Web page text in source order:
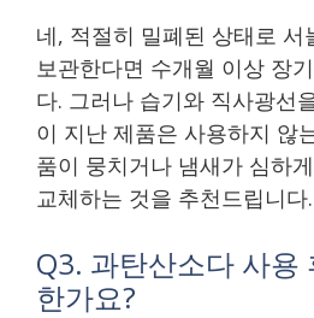
네, 적절히 밀폐된 상태로 서
보관한다면 수개월 이상 장
다. 그러나 습기와 직사광선
이 지난 제품은 사용하지 않
품이 뭉치거나 냄새가 심하
교체하는 것을 추천드립니다.
Q3. 과탄산소다 사용
한가요?